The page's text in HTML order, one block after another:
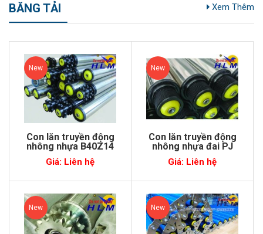
BĂNG TẢI Xem Thêm
New
Con lăn truyền động
nhông nhựa B40Z14
Giá: Liên hệ
New
Con lăn truyền động
nhông nhựa đai PJ
Giá: Liên hệ
New New